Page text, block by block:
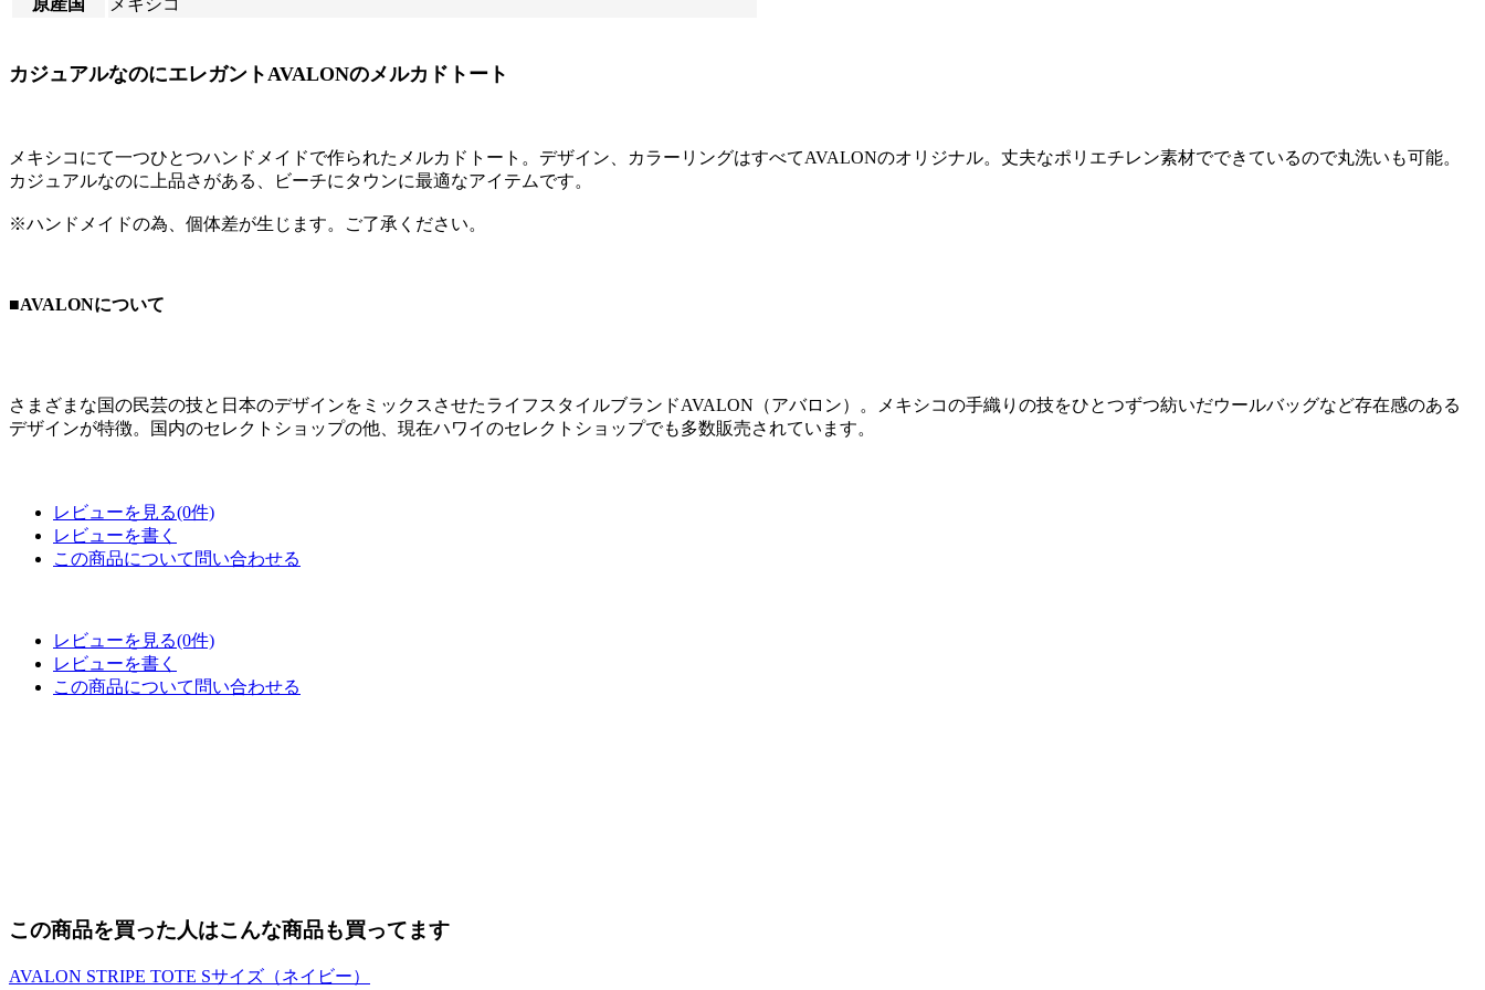
カジュアルなのにエレガントAVALONのメルカドトート
メキシコにて一つひとつハンドメイドで作られたメルカドトート。デザイン、カラーリングはすべてAVALONのオリジナル。丈夫なポリエチレン素材でできているので丸洗いも可能。
カジュアルなのに上品さがある、ビーチにタウンに最適なアイテムです。
※ハンドメイドの為、個体差が生じます。ご了承ください。
■AVALONについて
さまざまな国の民芸の技と日本のデザインをミックスさせたライフスタイルブランドAVALON（アバロン）。メキシコの手織りの技をひとつずつ紡いだウールバッグなど存在感のある
デザインが特徴。国内のセレクトショップの他、現在ハワイのセレクトショップでも多数販売されています。
レビューを見る(0件)
レビューを書く
この商品について問い合わせる
レビューを見る(0件)
レビューを書く
この商品について問い合わせる
この商品を買った人はこんな商品も買ってます
AVALON STRIPE TOTE Sサイズ（ネイビー）